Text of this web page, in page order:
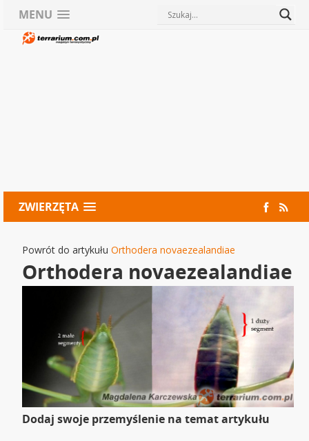
MENU
ZWIERZĘTA
Powrót do artykułuOrthodera novaezealandiae
Orthodera novaezealandiae
Dodaj swoje przemyślenie na temat artykułu